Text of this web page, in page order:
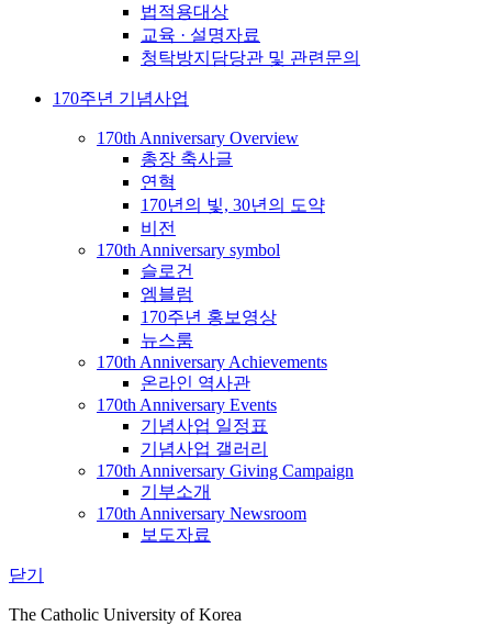
법적용대상
교육 · 설명자료
청탁방지담당관 및 관련문의
170주년 기념사업
170th Anniversary Overview
총장 축사글
연혁
170년의 빛, 30년의 도약
비전
170th Anniversary symbol
슬로건
엠블럼
170주년 홍보영상
뉴스룸
170th Anniversary Achievements
온라인 역사관
170th Anniversary Events
기념사업 일정표
기념사업 갤러리
170th Anniversary Giving Campaign
기부소개
170th Anniversary Newsroom
보도자료
닫기
The Catholic University of Korea